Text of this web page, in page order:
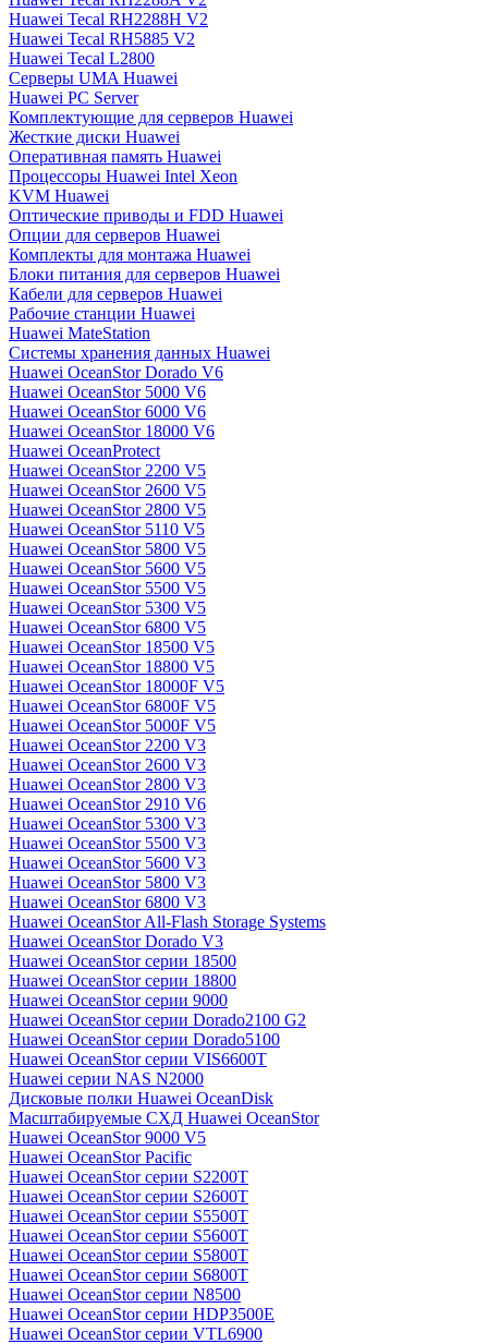
Huawei Tecal RH2288H V2
Huawei Tecal RH5885 V2
Huawei Tecal L2800
Серверы UMA Huawei
Huawei PC Server
Комплектующие для серверов Huawei
Жесткие диски Huawei
Оперативная память Huawei
Процессоры Huawei Intel Xeon
KVM Huawei
Оптические приводы и FDD Huawei
Опции для серверов Huawei
Комплекты для монтажа Huawei
Блоки питания для серверов Huawei
Кабели для серверов Huawei
Рабочие станции Huawei
Huawei MateStation
Системы хранения данных Huawei
Huawei OceanStor Dorado V6
Huawei OceanStor 5000 V6
Huawei OceanStor 6000 V6
Huawei OceanStor 18000 V6
Huawei OceanProtect
Huawei OceanStor 2200 V5
Huawei OceanStor 2600 V5
Huawei OceanStor 2800 V5
Huawei OceanStor 5110 V5
Huawei OceanStor 5800 V5
Huawei OceanStor 5600 V5
Huawei OceanStor 5500 V5
Huawei OceanStor 5300 V5
Huawei OceanStor 6800 V5
Huawei OceanStor 18500 V5
Huawei OceanStor 18800 V5
Huawei OceanStor 18000F V5
Huawei OceanStor 6800F V5
Huawei OceanStor 5000F V5
Huawei OceanStor 2200 V3
Huawei OceanStor 2600 V3
Huawei OceanStor 2800 V3
Huawei OceanStor 2910 V6
Huawei OceanStor 5300 V3
Huawei OceanStor 5500 V3
Huawei OceanStor 5600 V3
Huawei OceanStor 5800 V3
Huawei OceanStor 6800 V3
Huawei OceanStor All-Flash Storage Systems
Huawei OceanStor Dorado V3
Huawei OceanStor серии 18500
Huawei OceanStor серии 18800
Huawei OceanStor серии 9000
Huawei OceanStor серии Dorado2100 G2
Huawei OceanStor серии Dorado5100
Huawei OceanStor серии VIS6600T
Huawei серии NAS N2000
Дисковые полки Huawei OceanDisk
Масштабируемые СХД Huawei OceanStor
Huawei OceanStor 9000 V5
Huawei OceanStor Pacific
Huawei OceanStor серии S2200T
Huawei OceanStor серии S2600T
Huawei OceanStor серии S5500T
Huawei OceanStor серии S5600T
Huawei OceanStor серии S5800T
Huawei OceanStor серии S6800T
Huawei OceanStor серии N8500
Huawei OceanStor серии HDP3500E
Huawei OceanStor серии VTL6900